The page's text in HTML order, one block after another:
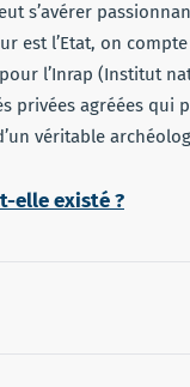
s’avérer
est l’Etat, on
l’Inrap (Institut
privées agréées qui
véritable
elle existé ?